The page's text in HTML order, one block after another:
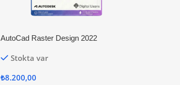
AutoCad Raster Design 2022
Stokta var
₺8.200,00